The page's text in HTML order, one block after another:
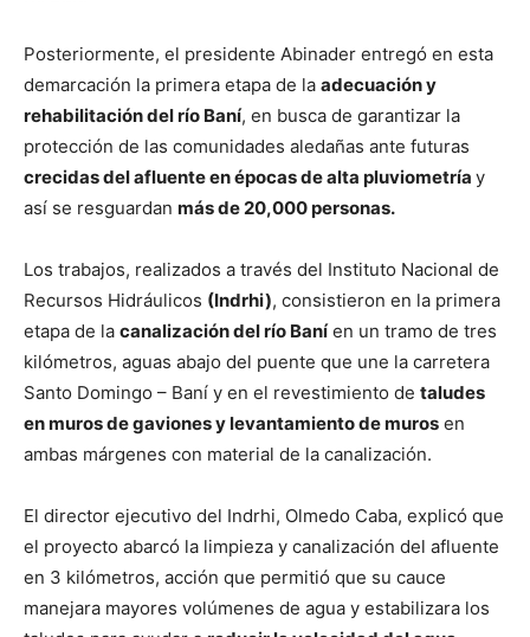
Posteriormente, el presidente Abinader entregó en esta
demarcación la primera etapa de la adecuación y
rehabilitación del río Baní, en busca de garantizar la
protección de las comunidades aledañas ante futuras
crecidas del afluente en épocas de alta pluviometría y
así se resguardan más de 20,000 personas.
Los trabajos, realizados a través del Instituto Nacional de
Recursos Hidráulicos (Indrhi), consistieron en la primera
etapa de la canalización del río Baníen un tramo de tres
kilómetros, aguas abajo del puente que une la carretera
Santo Domingo – Baní y en el revestimiento de taludes
en muros de gaviones y levantamiento de muros en
ambas márgenes con material de la canalización.
El director ejecutivo del Indrhi, Olmedo Caba, explicó que
el proyecto abarcó la limpieza y canalización del afluente
en 3 kilómetros, acción que permitió que su cauce
manejara mayores volúmenes de agua y estabilizara los